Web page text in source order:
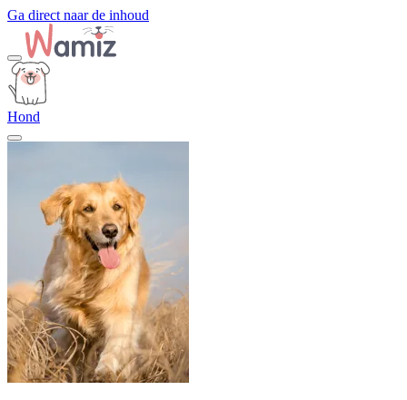
Ga direct naar de inhoud
Hond